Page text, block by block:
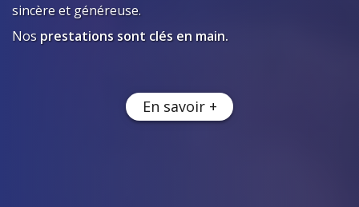
sincère et généreuse.
Nos prestations sont clés en main.
En savoir +